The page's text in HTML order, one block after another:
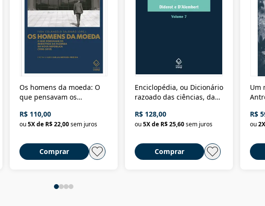
Os homens da moeda: O
que pensavam os
Nova República (1985-
2018)
R$ 110,00
ou5X de R$ 22,00sem juros
Comprar
Enciclopédia, ou Dicionário
razoado das ciências, das
Civilização material
R$ 128,00
ou5X de R$ 25,60sem juros
Comprar
Um
R$
ou2